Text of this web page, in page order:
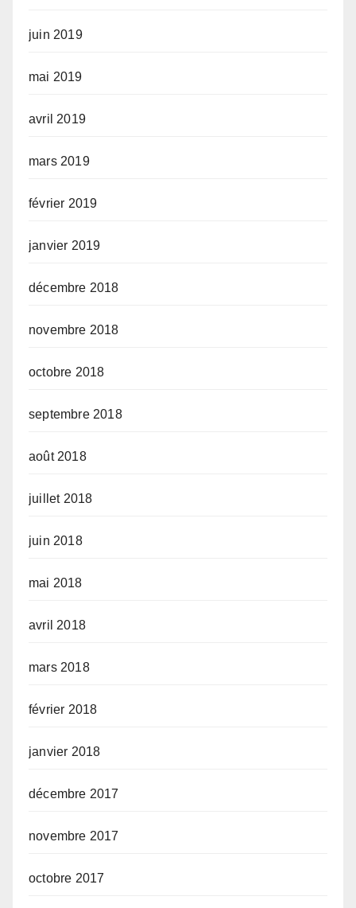
juin 2019
mai 2019
avril 2019
mars 2019
février 2019
janvier 2019
décembre 2018
novembre 2018
octobre 2018
septembre 2018
août 2018
juillet 2018
juin 2018
mai 2018
avril 2018
mars 2018
février 2018
janvier 2018
décembre 2017
novembre 2017
octobre 2017